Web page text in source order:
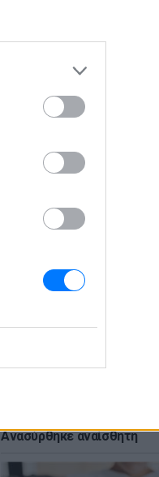
Τροχαίο με δύο νεκρούς
Μητέρα και γιος έχασαν
«Δεν το πιστεύουμε», λένε
Αμερικανοί που
Πτώση γυναίκας από τον
πολυκατοικίας στη
Ανασύρθηκε αναίσθητη